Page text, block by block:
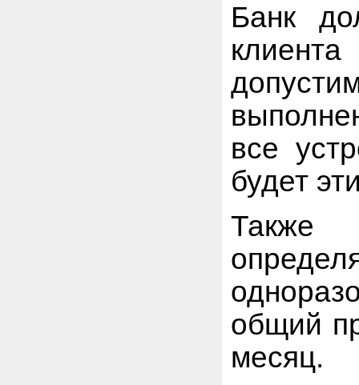
Банк
все
будет
Также
общий
месяц.